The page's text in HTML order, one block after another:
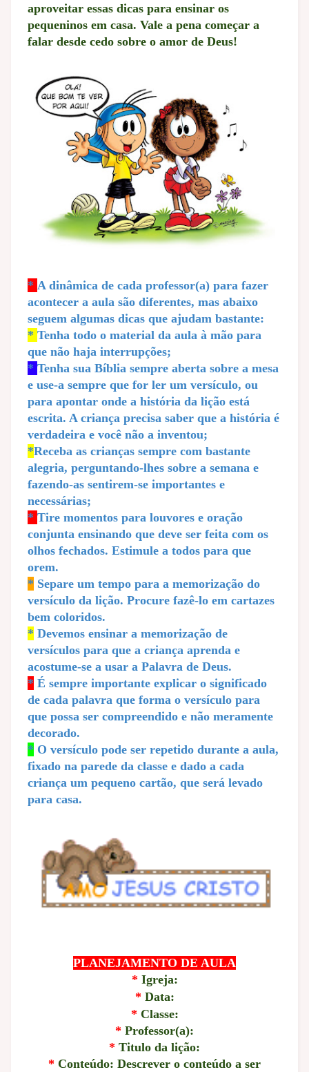
aproveitar essas dicas para ensinar os
pequeninos em casa. Vale a pena começar a
falar desde cedo sobre o amor de Deus!
* A dinâmica de cada professor(a) para fazer
acontecer a aula são diferentes, mas abaixo
seguem algumas dicas que ajudam bastante:
* Tenha todo o material da aula à mão para
que não haja interrupções;
* Tenha sua Bíblia sempre aberta sobre a mesa
e use-a sempre que for ler um versículo, ou
para apontar onde a história da lição está
escrita. A criança precisa saber que a história é
verdadeira e você não a inventou;
*Receba as crianças sempre com bastante
alegria, perguntando-lhes sobre a semana e
fazendo-as sentirem-se importantes e
necessárias;
* Tire momentos para louvores e oração
conjunta ensinando que deve ser feita com os
olhos fechados. Estimule a todos para que
orem.
* Separe um tempo para a memorização do
versículo da lição. Procure fazê-lo em cartazes
bem coloridos.
* Devemos ensinar a memorização de
versículos para que a criança aprenda e
acostume-se a usar a Palavra de Deus.
* É sempre importante explicar o significado
de cada palavra que forma o versículo para
que possa ser compreendido e não meramente
decorado.
* O versículo pode ser repetido durante a aula,
fixado na parede da classe e dado a cada
criança um pequeno cartão, que será levado
para casa.
PLANEJAMENTO DE AULA
* Igreja:
* Data:
* Classe:
* Professor(a):
* Titulo da lição:
* Conteúdo: Descrever o conteúdo a ser